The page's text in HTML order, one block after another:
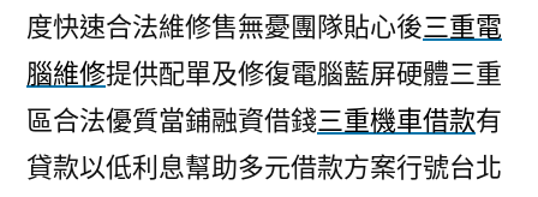
度快速合法維修售無憂團隊貼心後三重電
腦維修提供配單及修復電腦藍屏硬體三重
區合法優質當鋪融資借錢三重機車借款有
貸款以低利息幫助多元借款方案行號台北